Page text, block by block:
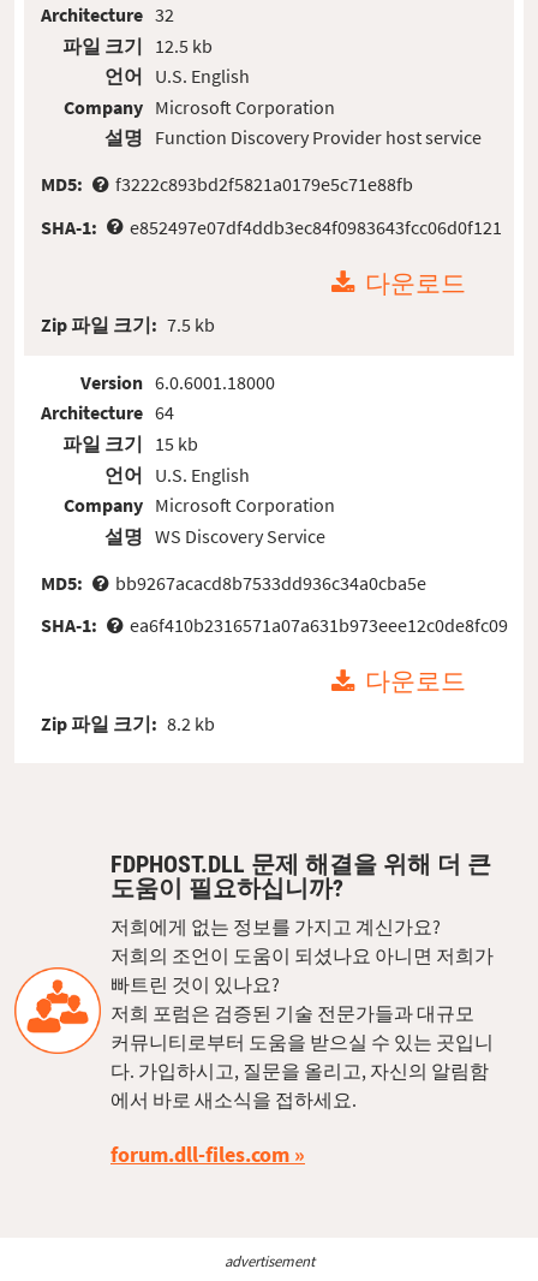
Architecture
파일 크기
언어
Company
설명
32
12.5 kb
U.S. English
Microsoft Corporation
Function Discovery Provider host service
MD5:
f3222c893bd2f5821a0179e5c71e88fb
SHA-1:
e852497e07df4ddb3ec84f0983643fcc06d0f121
다운로드
Zip 파일 크기: 7.5 kb
Version
Architecture
파일 크기
언어
Company
설명
6.0.6001.18000
64
15 kb
U.S. English
Microsoft Corporation
WS Discovery Service
MD5:
bb9267acacd8b7533dd936c34a0cba5e
SHA-1:
ea6f410b2316571a07a631b973eee12c0de8fc09
다운로드
Zip 파일 크기: 8.2 kb
FDPHOST.DLL 문제 해결을 위해 더 큰
도움이 필요하십니까?
저희에게 없는 정보를 가지고 계신가요?
저희의 조언이 도움이 되셨나요 아니면 저희가
빠트린 것이 있나요?
저희 포럼은 검증된 기술 전문가들과 대규모
커뮤니티로부터 도움을 받으실 수 있는 곳입니
다. 가입하시고, 질문을 올리고, 자신의 알림함
에서 바로 새소식을 접하세요.
forum.dll-files.com
advertisement